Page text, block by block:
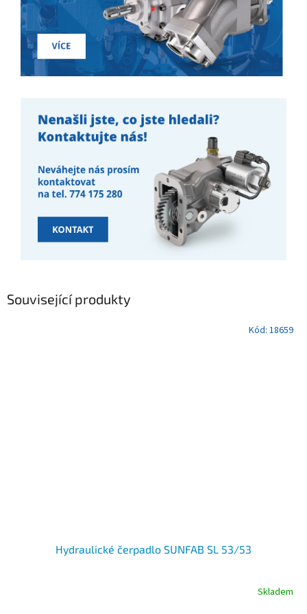
Související produkty
Hydraulické čerpadlo SUNFAB SL 53/53
Skladem
Kód: 18659